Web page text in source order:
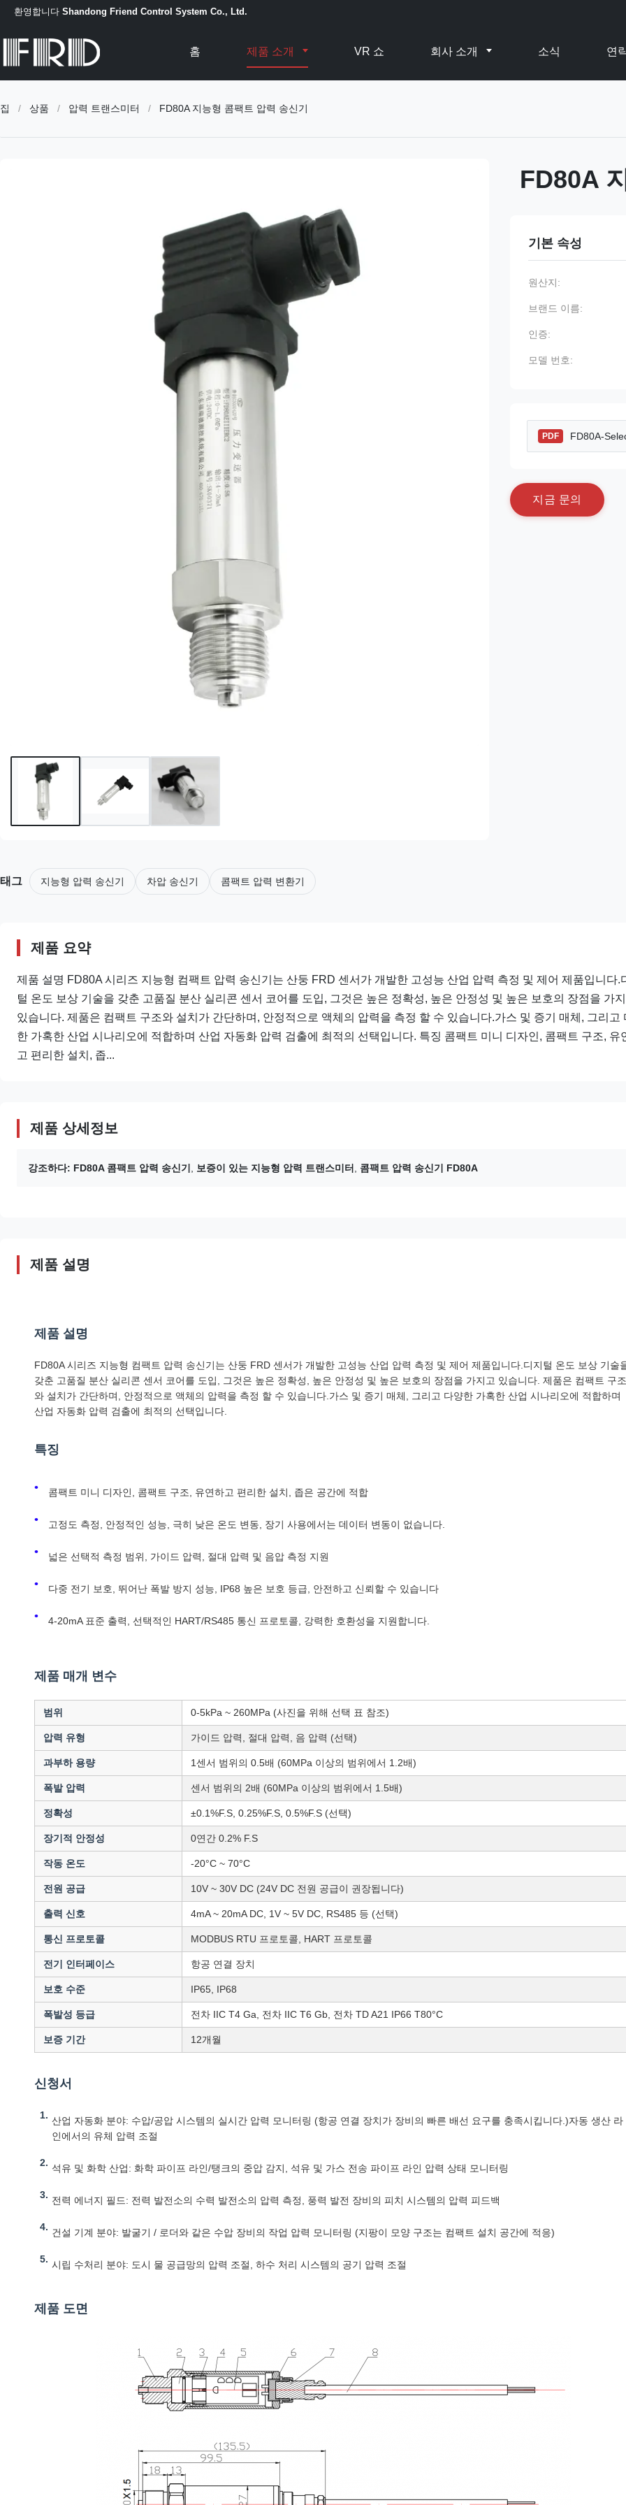
환영합니다 Shandong Friend Control System Co., Ltd.
홈 제품 소개 VR 쇼 회사 소개 소식 연
집 / 상품 / 압력 트랜스미터 / FD80A 지능형 콤팩트 압력 송신기
FD80A
기본 속성
원산지:
브랜드 이름:
인증:
모델 번호:
PDF FD80A-
지 금 문의
태그 지능형 압력 송신기 차압 송신기 콤팩트 압력 변환기
제품 요약
제품 설명 FD80A 시리즈 지능형 컴팩트 압력 송신기는 산둥 FRD 센서가 개발한 고성능 산업 압력 측정 및 제어 제품입니다.
털 온도 보상 기술을 갖춘 고품질 분산 실리콘 센서 코어를 도입, 그것은 높은 정확성, 높은 안정성 및 높은 보호의 장점을 가
있습니다. 제품은 컴팩트 구조와 설치가 간단하며, 안정적으로 액체의 압력을 측정 할 수 있습니다.가스 및 증기 매체, 그리고
한 가혹한 산업 시나리오에 적합하며 산업 자동화 압력 검출에 최적의 선택입니다. 특징 콤팩트 미니 디자인, 콤팩트 구조, 유
고 편리한 설치, 좁...
제품 상세정보
강조하다: FD80A 콤팩트 압력 송신기 보증이 있는 지능형 압력 트랜스미터 콤팩트 압력 송신기 FD80A
제품 설명
제품 설명
FD80A 시리즈 지능형 컴팩트 압력 송신기는 산둥 FRD 센서가 개발한 고성능 산업 압력 측정 및 제어 제품입니다.디지털 온도 보상 기술
갖춘 고품질 분산 실리콘 센서 코어를 도입, 그것은 높은 정확성, 높은 안정성 및 높은 보호의 장점을 가지고 있습니다. 제품은 컴팩트 구조
와 설치가 간단하며, 안정적으로 액체의 압력을 측정 할 수 있습니다.가스 및 증기 매체, 그리고 다양한 가혹한 산업 시나리오에 적합하며
산업 자동화 압력 검출에 최적의 선택입니다.
특징
콤팩트 미니 디자인, 콤팩트 구조, 유연하고 편리한 설치, 좁은 공간에 적합
고정도 측정, 안정적인 성능, 극히 낮은 온도 변동, 장기 사용에서는 데이터 변동이 없습니다.
넓은 선택적 측정 범위, 가이드 압력, 절대 압력 및 음압 측정 지원
다중 전기 보호, 뛰어난 폭발 방지 성능, IP68 높은 보호 등급, 안전하고 신뢰할 수 있습니다
4-20mA 표준 출력, 선택적인 HART/RS485 통신 프로토콜, 강력한 호환성을 지원합니다.
제품 매개 변수
범위 0-5kPa ~ 260MPa (사진을 위해 선택 표 참조)
압력 유형 가이드 압력, 절대 압력, 음 압력 (선택)
과부하 용량 1센서 범위의 0.5배 (60MPa 이상의 범위에서 1.2배)
폭발 압력 센서 범위의 2배 (60MPa 이상의 범위에서 1.5배)
정확성 ±0.1%F.S, 0.25%F.S, 0.5%F.S (선택)
장기적 안정성 0연간 0.2% F.S
작동 온도 -20°C ~ 70°C
전원 공급 10V ~ 30V DC (24V DC 전원 공급이 권장됩니다)
출력 신호 4mA ~ 20mA DC, 1V ~ 5V DC, RS485 등 (선택)
통신 프로토콜 MODBUS RTU 프로토콜, HART 프로토콜
전기 인터페이스 항공 연결 장치
보호 수준 IP65, IP68
폭발성 등급 전차 IIC T4 Ga, 전차 IIC T6 Gb, 전차 TD A21 IP66 T80°C
보증 기간 12개월
신청서
산업 자동화 분야: 수압/공압 시스템의 실시간 압력 모니터링 (항공 연결 장치가 장비의 빠른 배선 요구를 충족시킵니다.)자동 생산 라
인에서의 유체 압력 조절
석유 및 화학 산업: 화학 파이프 라인/탱크의 중압 감지, 석유 및 가스 전송 파이프 라인 압력 상태 모니터링
전력 에너지 필드: 전력 발전소의 수력 발전소의 압력 측정, 풍력 발전 장비의 피치 시스템의 압력 피드백
건설 기계 분야: 발굴기 / 로더와 같은 수압 장비의 작업 압력 모니터링 (지팡이 모양 구조는 컴팩트 설치 공간에 적응)
시립 수처리 분야: 도시 물 공급망의 압력 조절, 하수 처리 시스템의 공기 압력 조절
제품 도면